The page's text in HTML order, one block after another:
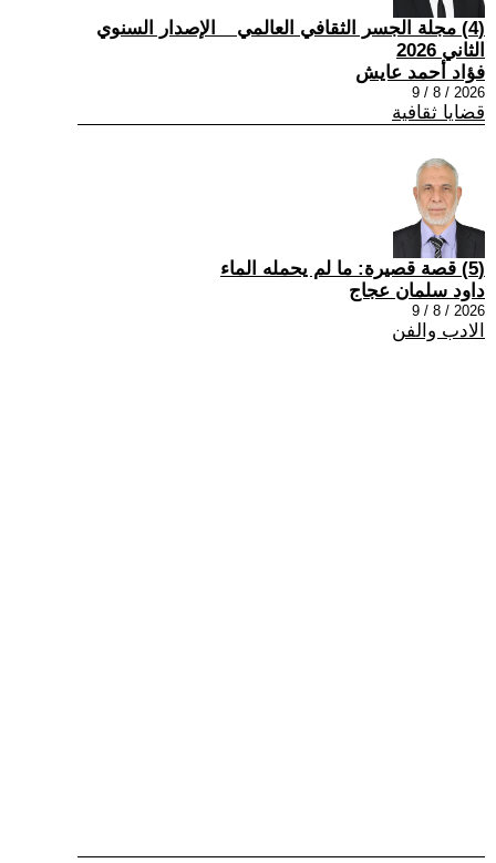
(4) مجلة الجسر الثقافي العالمي _ الإصدار السنوي
الثاني 2026
فؤاد أحمد عايش
2026 / 8 / 9
قضايا ثقافية
(5) قصة قصيرة: ما لم يحمله الماء
داود سلمان عجاج
2026 / 8 / 9
الادب والفن